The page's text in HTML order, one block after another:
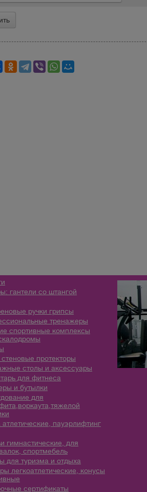
гантели со штангой
ручки грипсы
тренажеры
спортивные комплексы
протекторы
столы и аксессуары
для фитнеса
и бутылки
для
пауэрлифтинг
гимнастические, для
спортмебель
для туризма и отдыха
легкоатлетические, конусы
сертификаты